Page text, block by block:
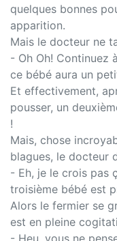
quelques bonnes
apparition.
Mais le docteur ne
- Oh Oh! Continuez
ce bébé aura un
Et effectivement,
pousser, un
!
Mais, chose
blagues, le docteur
- Eh, je le crois pas
troisième bébé est
Alors le fermier se
est en pleine
- Heu, vous ne